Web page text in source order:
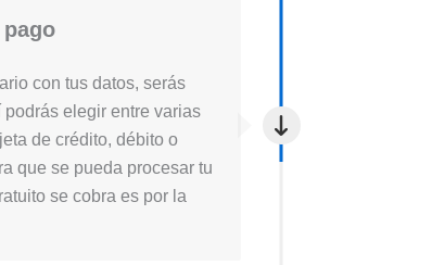
con tus datos, serás
elegir entre varias
de crédito, débito o
que se pueda procesar tu
se cobra es por la